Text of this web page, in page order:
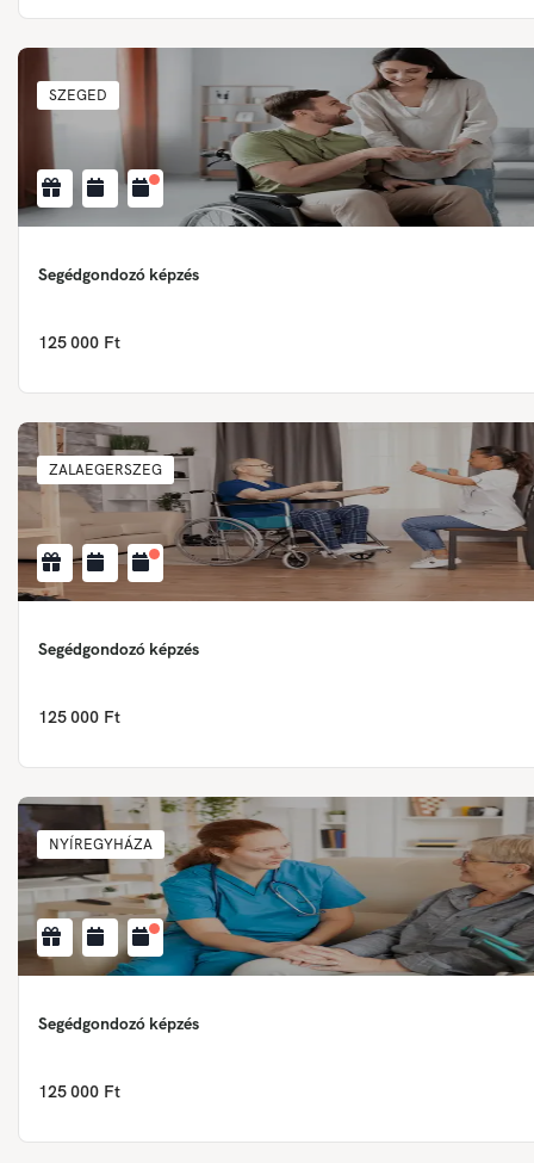
SZEGED
Segédgondozó képzés
125 000 Ft
ZALAEGERSZEG
Segédgondozó képzés
125 000 Ft
NYÍREGYHÁZA
Segédgondozó képzés
125 000 Ft